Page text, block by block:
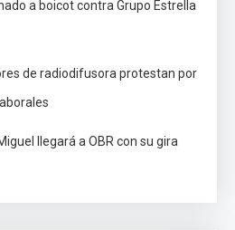
a boicot contra Grupo Estrella
de radiodifusora protestan por
llegará a OBR con su gira